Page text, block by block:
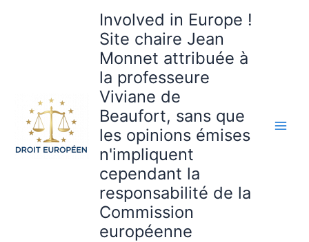
Involved in Europe !
Site chaire Jean
Monnet attribuée à
la professeure
Viviane de
Beaufort, sans que
les opinions émises
n'impliquent
cependant la
responsabilité de la
Commission
européenne